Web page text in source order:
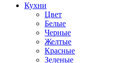
Кухни
Цвет
Белые
Черные
Желтые
Красные
Зеленые